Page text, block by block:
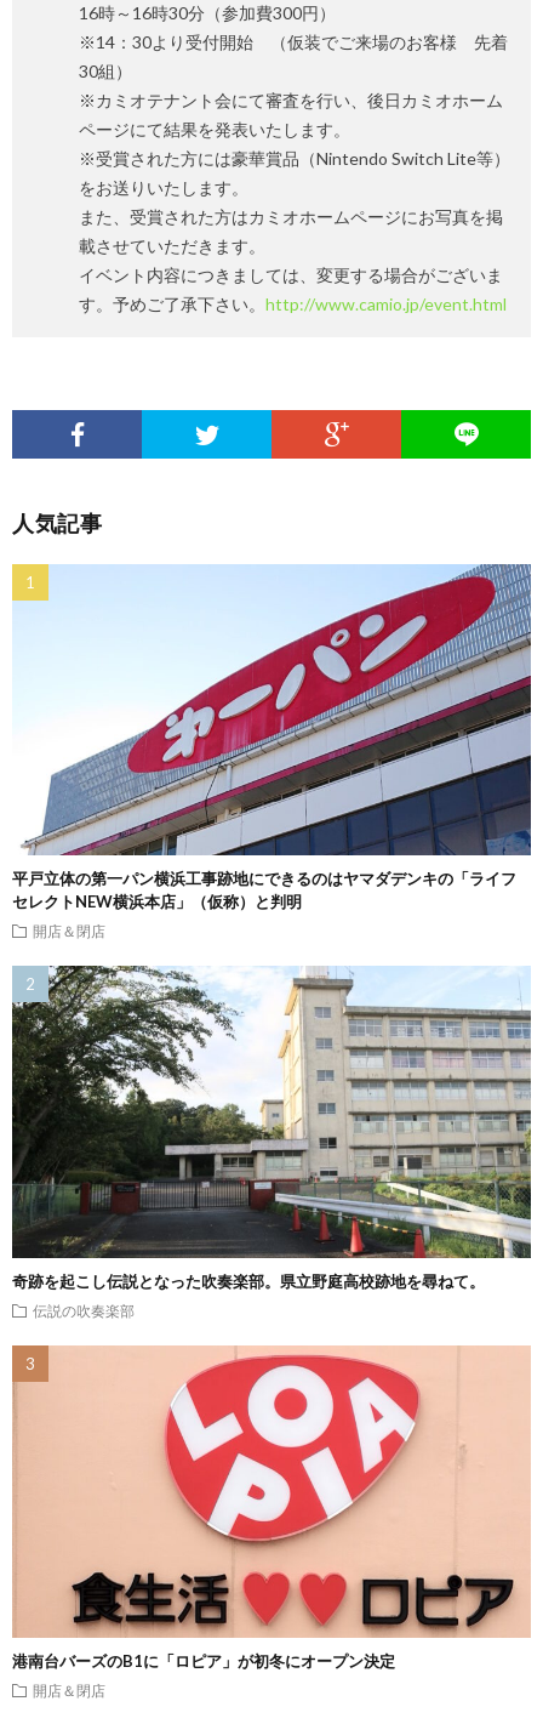
16時～16時30分（参加費300円）
※14：30より受付開始 （仮装でご来場のお客様 先着
30組）
※カミオテナント会にて審査を行い、後日カミオホーム
ページにて結果を発表いたします。
※受賞された方には豪華賞品（Nintendo Switch Lite等）
をお送りいたします。
また、受賞された方はカミオホームページにお写真を掲
載させていただきます。
イベント内容につきましては、変更する場合がございま
す。予めご了承下さい。 http://www.camio.jp/event.html
人気記事
平戸立体の第一パン横浜工事跡地にできるのはヤマダデンキの「ライフ
セレクトNEW横浜本店」（仮称）と判明
開店＆閉店
奇跡を起こし伝説となった吹奏楽部。県立野庭高校跡地を尋ねて。
伝説の吹奏楽部
港南台バーズのB1に「ロピア」が初冬にオープン決定
開店＆閉店